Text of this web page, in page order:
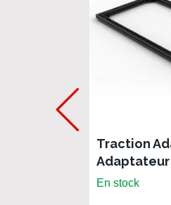
Traction
Plus de
En stock